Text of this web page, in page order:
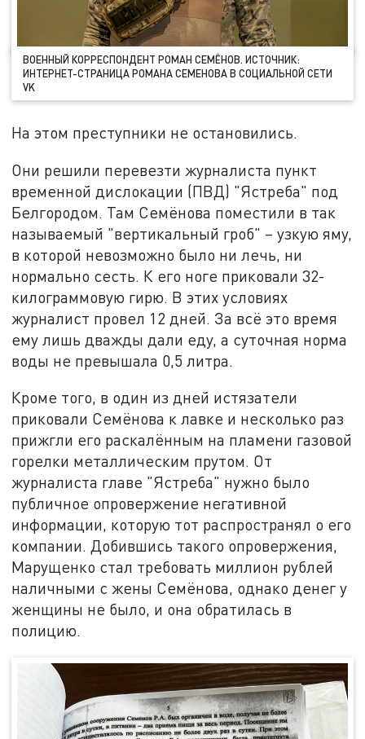
ВОЕННЫЙ КОРРЕСПОНДЕНТ РОМАН СЕМЁНОВ. ИСТОЧНИК:
ИНТЕРНЕТ-СТРАНИЦА РОМАНА СЕМЕНОВА В СОЦИАЛЬНОЙ СЕТИ
VK
На этом преступники не остановились.
Они решили перевезти журналиста пункт
временной дислокации (ПВД) "Ястреба" под
Белгородом. Там Семёнова поместили в так
называемый "вертикальный гроб" – узкую яму,
в которой невозможно было ни лечь, ни
нормально сесть. К его ноге приковали 32-
килограммовую гирю. В этих условиях
журналист провел 12 дней. За всё это время
ему лишь дважды дали еду, а суточная норма
воды не превышала 0,5 литра.
Кроме того, в один из дней истязатели
приковали Семёнова к лавке и несколько раз
прижгли его раскалённым на пламени газовой
горелки металлическим прутом. От
журналиста главе "Ястреба" нужно было
публичное опровержение негативной
информации, которую тот распространял о его
компании. Добившись такого опровержения,
Марущенко стал требовать миллион рублей
наличными с жены Семёнова, однако денег у
женщины не было, и она обратилась в
полицию.